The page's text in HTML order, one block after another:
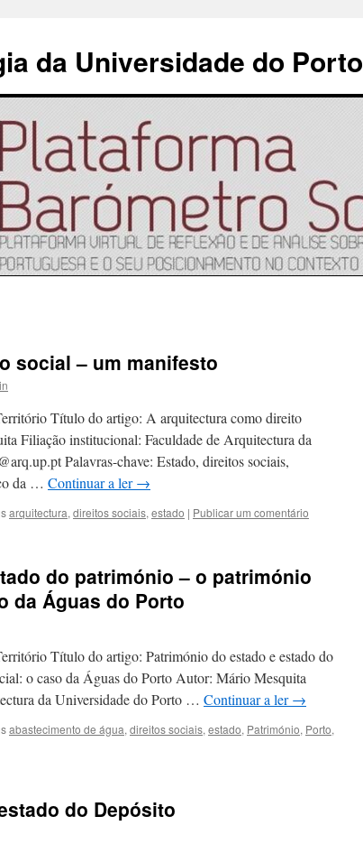
da Universidade do Porto
social – um manifesto
Título do artigo: A arquitectura como direito
Filiação institucional: Faculdade de Arquitectura da
Palavras-chave: Estado, direitos sociais,
da … Continuar a ler→
arquitectura, direitos sociais, estado | Publicar um comentário
do património – o património
da Águas do Porto
Título do artigo: Património do estado e estado do
o caso da Águas do Porto Autor: Mário Mesquita
da Universidade do Porto … Continuar a ler→
abastecimento de água, direitos sociais, estado, Património, Porto,
do Depósito